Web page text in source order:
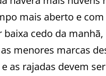
mais aberto e
cedo da
menores marcas
as rajadas devem